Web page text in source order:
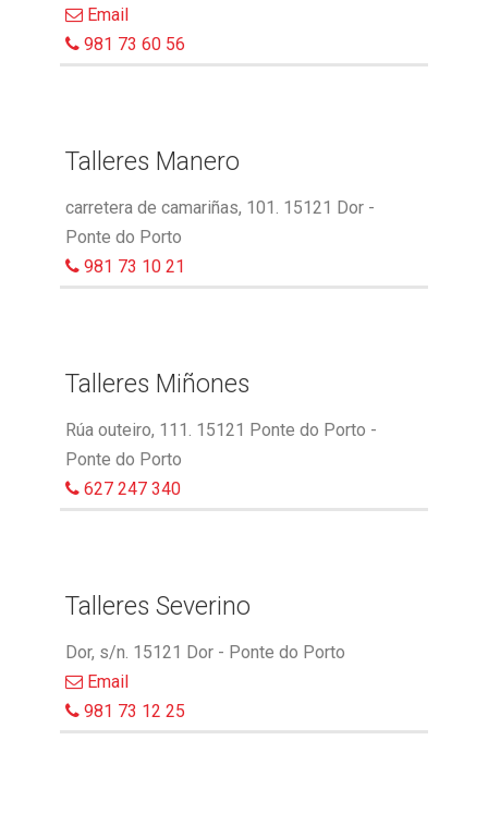
Email
981 73 60 56
Talleres Manero
carretera de camariñas, 101. 15121 Dor -
Ponte do Porto
981 73 10 21
Talleres Miñones
Rúa outeiro, 111. 15121 Ponte do Porto -
Ponte do Porto
627 247 340
Talleres Severino
Dor, s/n. 15121 Dor - Ponte do Porto
Email
981 73 12 25